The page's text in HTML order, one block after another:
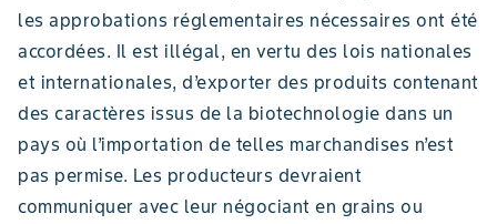
les approbations réglementaires nécessaires ont été
accordées. Il est illégal, en vertu des lois nationales
et internationales, d’exporter des produits contenant
des caractères issus de la biotechnologie dans un
pays où l’importation de telles marchandises n’est
pas permise. Les producteurs devraient
communiquer avec leur négociant en grains ou